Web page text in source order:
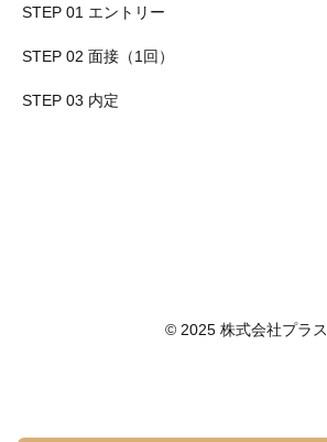
STEP 01 エントリー
STEP 02 面接（1回）
STEP 03 内定
© 2025 株式会社プラス